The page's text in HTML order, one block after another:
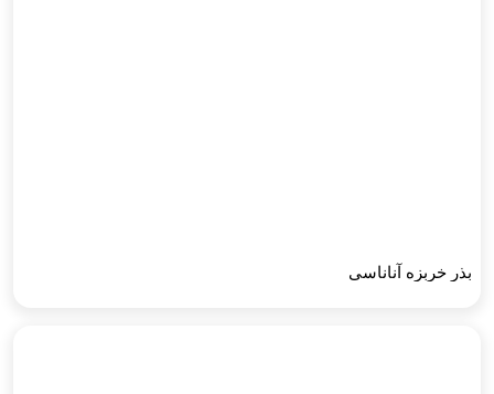
بذر خربزه آناناسی